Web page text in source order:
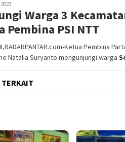
Warga 3
Pembina PSI NTT
Ketua Pembina
Natalia Suryanto mengunjungi warga
TERKAIT